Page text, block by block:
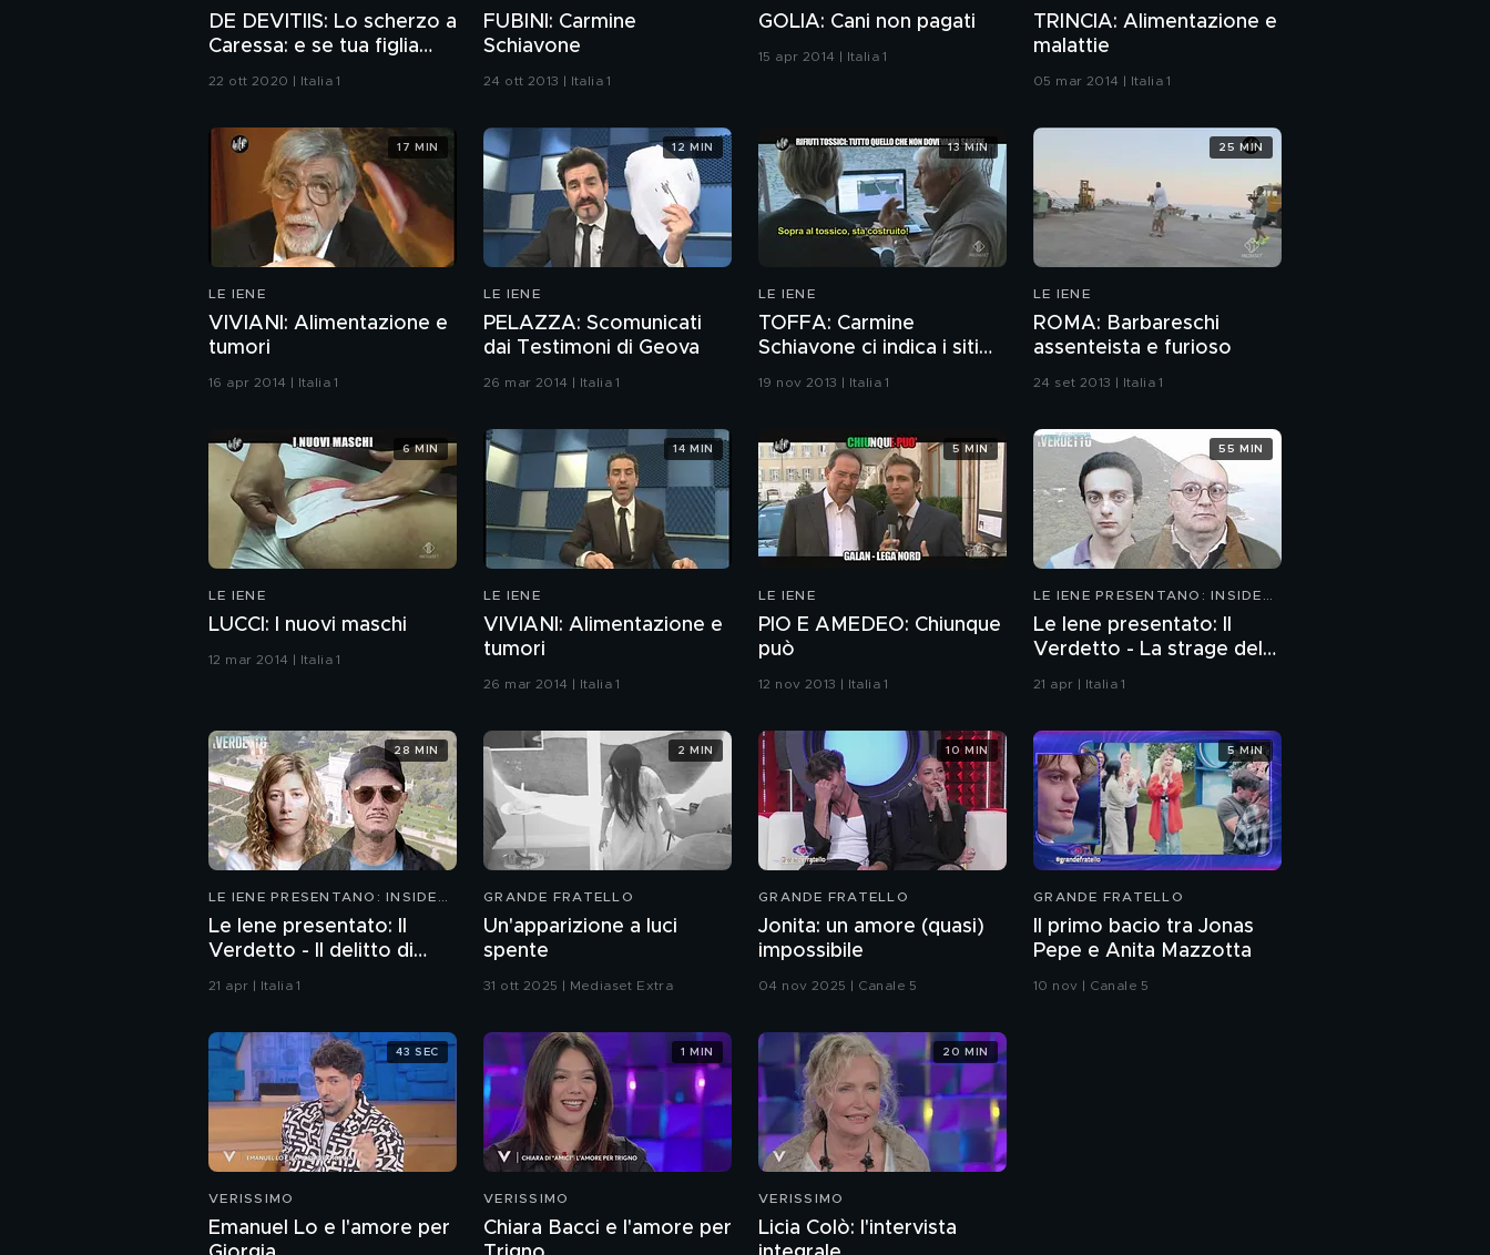
DE DEVITIIS: Lo scherzo a
Caressa: e se tua figlia
ricatta la prof con un
22 ott 2020 | Italia 1
FUBINI: Carmine
Schiavone
24 ott 2013 | Italia 1
GOLIA: Cani non pagati
15 apr 2014 | Italia 1
TRINCIA: Alimentazione e
malattie
05 mar 2014 | Italia 1
LE IENE
VIVIANI: Alimentazione e
tumori
16 apr 2014 | Italia 1
17 MIN
LE IENE
PELAZZA: Scomunicati
dai Testimoni di Geova
26 mar 2014 | Italia 1
12 MIN
LE IENE
TOFFA: Carmine
Schiavone ci indica i siti
19 nov 2013 | Italia 1
13 MIN
LE IENE
ROMA: Barbareschi
assenteista e furioso
24 set 2013 | Italia 1
25 MIN
LE IENE
LUCCI: I nuovi maschi
12 mar 2014 | Italia 1
6 MIN
LE IENE
VIVIANI: Alimentazione e
tumori
26 mar 2014 | Italia 1
14 MIN
LE IENE
PIO E AMEDEO: Chiunque
può
12 nov 2013 | Italia 1
5 MIN
LE IENE PRESENTANO: INSIDE
Le Iene presentato: Il
Verdetto - La strage del
Circeo
21 apr | Italia 1
55 MIN
LE IENE PRESENTANO: INSIDE
Le Iene presentato: Il
Verdetto - Il delitto di
Villa Pamphili
21 apr | Italia 1
28 MIN
GRANDE FRATELLO
Un'apparizione a luci
spente
31 ott 2025 | Mediaset Extra
2 MIN
GRANDE FRATELLO
Jonita: un amore (quasi)
impossibile
04 nov 2025 | Canale 5
10 MIN
GRANDE FRATELLO
Il primo bacio tra Jonas
Pepe e Anita Mazzotta
10 nov | Canale 5
5 MIN
VERISSIMO
Emanuel Lo e l'amore per
43 SEC
VERISSIMO
Chiara Bacci e l'amore per
1 MIN
VERISSIMO
Licia Colò: l'intervista
20 MIN